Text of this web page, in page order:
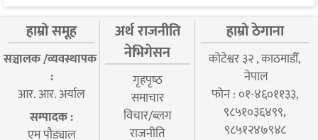
हाम्रो समूह
सञ्चालक /व्यवस्थापक
:
आर. आर. अर्याल
सम्पादक :
एम पौड्याल
अर्थ राजनीति
नेभिगेसन
गृहपृष्‍ठ
समाचार
विचार/ब्लग
राजनीति
हाम्रो ठेगाना
कोटेश्वर ३२ , काठमाडौँ,
नेपाल
फोन : ०१-४६०११३३,
९८५१०३६४९९,
९८५१२४७९४८